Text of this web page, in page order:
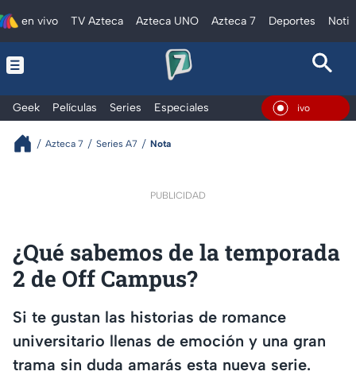
en vivo TV Azteca Azteca UNO Azteca 7 Deportes
Geek Películas Series Especiales En Vivo
Azteca 7 Series A7 Nota
PUBLICIDAD
¿Qué sabemos de la temporada
2 de Off Campus?
Si te gustan las historias de romance
universitario llenas de emoción y una gran
trama sin duda amarás esta nueva serie.